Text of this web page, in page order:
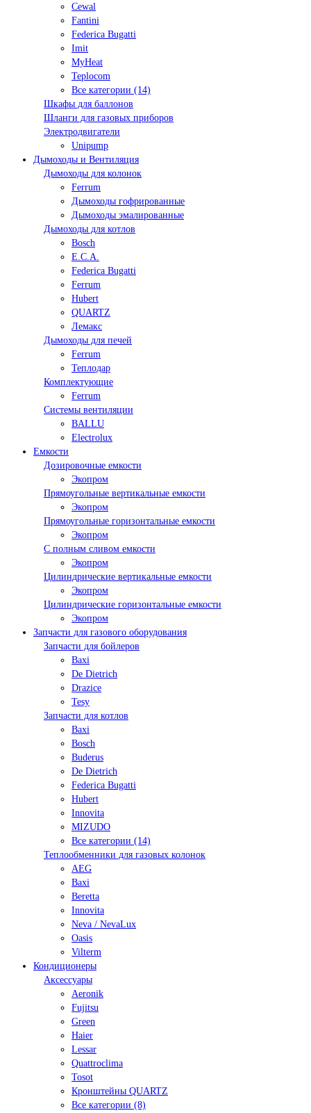
Cewal
Fantini
Federica Bugatti
Imit
MyHeat
Teplocom
Все категории (14)
Шкафы для баллонов
Шланги для газовых приборов
Электродвигатели
Unipump
Дымоходы и Вентиляция
Дымоходы для колонок
Ferrum
Дымоходы гофрированные
Дымоходы эмалированные
Дымоходы для котлов
Bosch
E.C.A.
Federica Bugatti
Ferrum
Hubert
QUARTZ
Лемакс
Дымоходы для печей
Ferrum
Теплодар
Комплектующие
Ferrum
Системы вентиляции
BALLU
Electrolux
Емкости
Дозировочные емкости
Экопром
Прямоугольные вертикальные емкости
Экопром
Прямоугольные горизонтальные емкости
Экопром
С полным сливом емкости
Экопром
Цилиндрические вертикальные емкости
Экопром
Цилиндрические горизонтальные емкости
Экопром
Запчасти для газового оборудования
Запчасти для бойлеров
Baxi
De Dietrich
Drazice
Tesy
Запчасти для котлов
Baxi
Bosch
Buderus
De Dietrich
Federica Bugatti
Hubert
Innovita
MIZUDO
Все категории (14)
Теплообменники для газовых колонок
AEG
Baxi
Beretta
Innovita
Neva / NevaLux
Oasis
Vilterm
Кондиционеры
Аксессуары
Aeronik
Fujitsu
Green
Haier
Lessar
Quattroclima
Tosot
Кронштейны QUARTZ
Все категории (8)